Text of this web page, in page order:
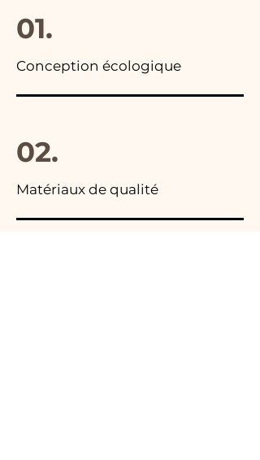
01.
Conception écologique
02.
Matériaux de qualité